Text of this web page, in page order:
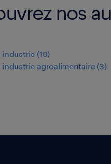
nos
industrie (19)
industrie agroalimentaire (3)